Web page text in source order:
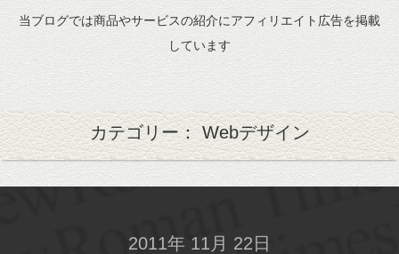
当ブログでは商品やサービスの紹介にアフィリエイト広告を掲載
しています
カテゴリー： Webデザイン
2011年 11月 22日